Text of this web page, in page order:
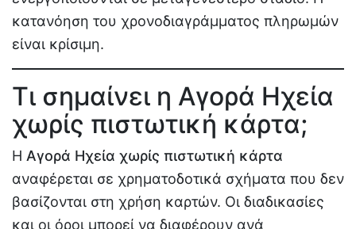
κατανόηση του χρονοδιαγράμματος πληρωμών
είναι κρίσιμη.
Τι σημαίνει η Αγορά Ηχεία
χωρίς πιστωτική κάρτα;
Η Αγορά Ηχεία χωρίς πιστωτική κάρτα
αναφέρεται σε χρηματοδοτικά σχήματα που δεν
βασίζονται στη χρήση καρτών. Οι διαδικασίες
και οι όροι μπορεί να διαφέρουν ανά